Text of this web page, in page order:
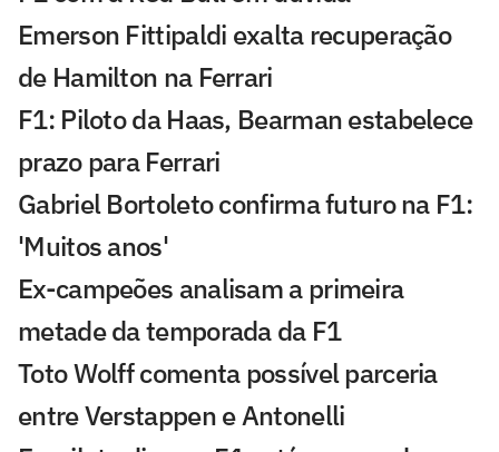
Emerson Fittipaldi exalta recuperação
de Hamilton na Ferrari
F1: Piloto da Haas, Bearman estabelece
prazo para Ferrari
Gabriel Bortoleto confirma futuro na F1:
'Muitos anos'
Ex-campeões analisam a primeira
metade da temporada da F1
Toto Wolff comenta possível parceria
entre Verstappen e Antonelli